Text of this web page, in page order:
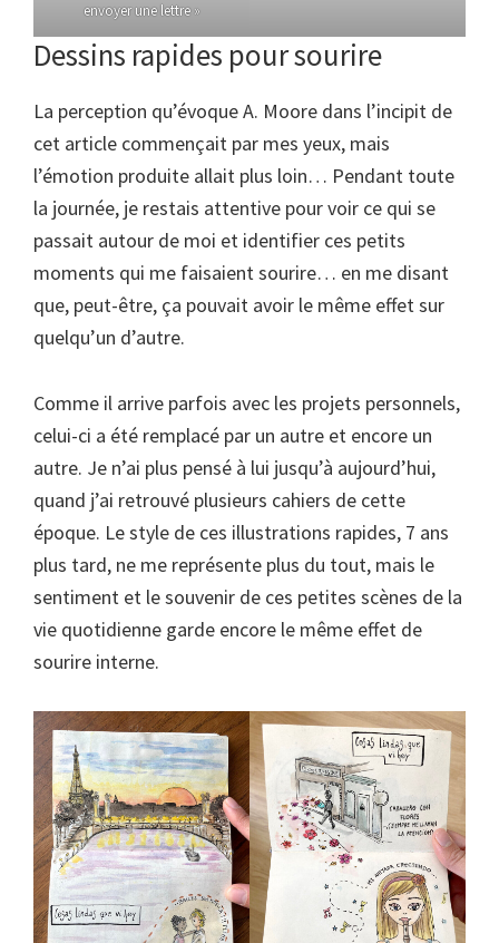
envoyer une lettre »
Dessins rapides pour sourire
La perception qu’évoque A. Moore dans l’incipit de
cet article commençait par mes yeux, mais
l’émotion produite allait plus loin… Pendant toute
la journée, je restais attentive pour voir ce qui se
passait autour de moi et identifier ces petits
moments qui me faisaient sourire… en me disant
que, peut-être, ça pouvait avoir le même effet sur
quelqu’un d’autre.
Comme il arrive parfois avec les projets personnels,
celui-ci a été remplacé par un autre et encore un
autre. Je n’ai plus pensé à lui jusqu’à aujourd’hui,
quand j’ai retrouvé plusieurs cahiers de cette
époque. Le style de ces illustrations rapides, 7 ans
plus tard, ne me représente plus du tout, mais le
sentiment et le souvenir de ces petites scènes de la
vie quotidienne garde encore le même effet de
sourire interne.